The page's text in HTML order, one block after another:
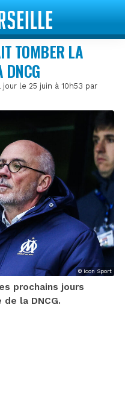
TOMBER LA
DNCG
jour le 25 juin à 10h53 par
© Icon Sport
prochains jours
la DNCG.